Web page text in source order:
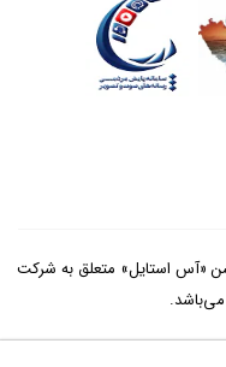
«آس استایل» متعلق به شرکت
می‌باشد.